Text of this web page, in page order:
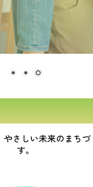
さしい未来のまち
す。